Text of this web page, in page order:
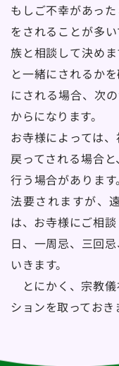
もしご不幸があっ
をされることが多
族と相談して決め
と一緒にされるか
にされる場合、次
からになります。
お寺様によっては
戻ってされる場合
行う場合がありま
法要されますが、
は、お寺様にご相
日、一周忌、三回
いきます。
とにかく、宗教儀
ションを取っておき